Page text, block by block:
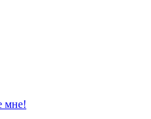
мне!